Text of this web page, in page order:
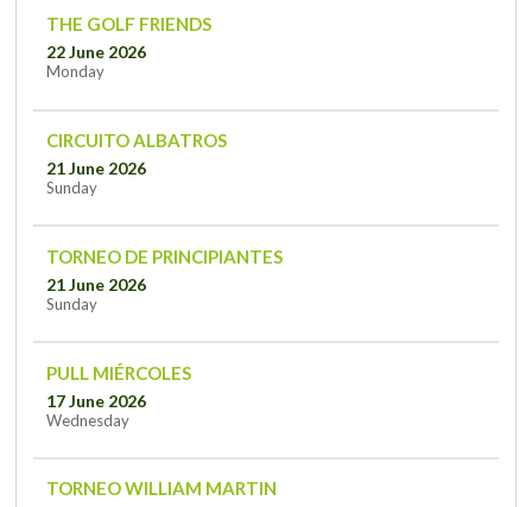
THE GOLF FRIENDS
22 June 2026
Monday
CIRCUITO ALBATROS
21 June 2026
Sunday
TORNEO DE PRINCIPIANTES
21 June 2026
Sunday
PULL MIÉRCOLES
17 June 2026
Wednesday
TORNEO WILLIAM MARTIN